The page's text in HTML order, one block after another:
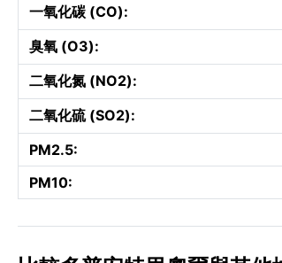
一氧化碳 (CO):
臭氧 (O3):
二氧化氮 (NO2):
二氧化硫 (SO2):
PM2.5:
PM10: